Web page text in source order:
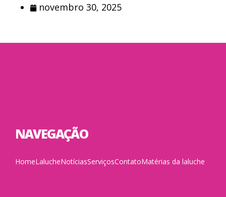
novembro 30, 2025
NAVEGAÇÃO
HomeLalucheNotíciasServiçosContatoMatérias da laluche